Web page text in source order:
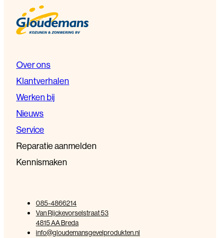
Over ons
Klantverhalen
Werken bij
Nieuws
Service
Reparatie aanmelden
Kennismaken
085-4866214
Van Rijckevorselstraat 53
4815 AA Breda
info@gloudemansgevelprodukten.nl